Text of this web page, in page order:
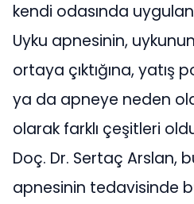
kendi odasında
Uyku apnesinin,
ortaya çıktığına, yatış
ya da apneye neden
olarak farklı çeşitleri
Doç. Dr. Sertaç Arslan,
apnesinin tedavisinde